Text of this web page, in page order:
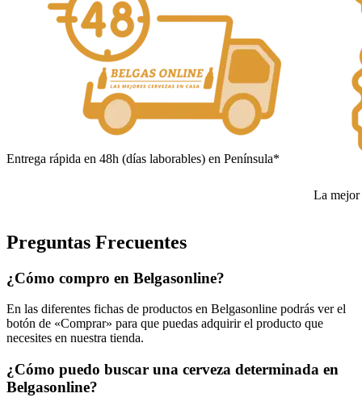
Entrega rápida en 48h (días laborables) en Península*
La mejor
Preguntas Frecuentes
¿Cómo compro en Belgasonline?
En las diferentes fichas de productos en Belgasonline podrás ver el
botón de «Comprar» para que puedas adquirir el producto que
necesites en nuestra tienda.
¿Cómo puedo buscar una cerveza determinada en
Belgasonline?